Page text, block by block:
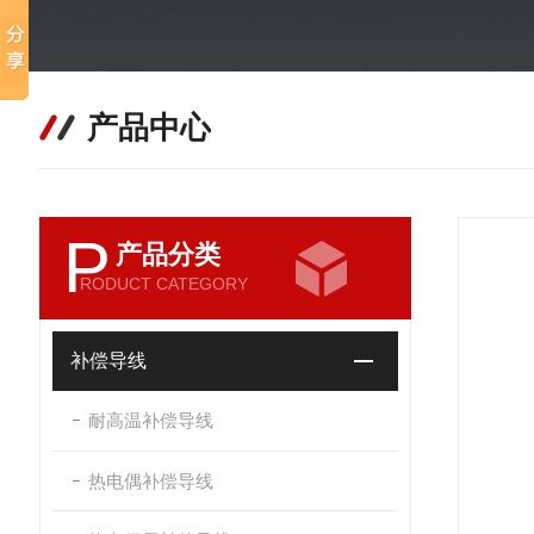
产品中心
P 产品分类
RODUCT CATEGORY
补偿导线
耐高温补偿导线
热电偶补偿导线